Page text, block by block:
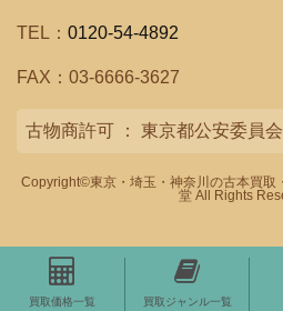
買取価格一覧 買取ジャンル一覧
TEL： 0120-54-4892
FAX：03-6666-3627
古物商許可 ： 東京都公安委員
Copyright©東京・埼玉・神奈川の古本買取
堂 All Rights